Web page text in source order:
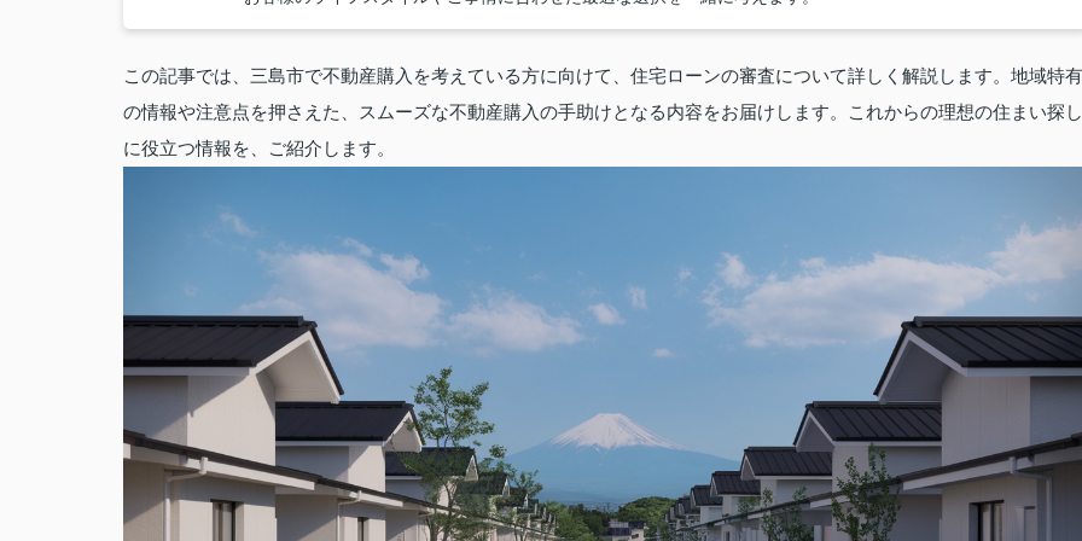
この記事では、三島市で不動産購入を考えている方に向けて、住宅ローンの審査について詳しく解説します。地域特有
の情報や注意点を押さえた、スムーズな不動産購入の手助けとなる内容をお届けします。これからの理想の住まい探し
に役立つ情報を、ご紹介します。